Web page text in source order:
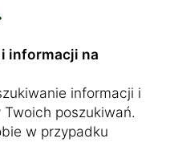
informacji na
informacji i
poszukiwań.
w przypadku